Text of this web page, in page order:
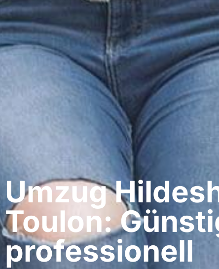
Umzug
Toulon:
professionell​